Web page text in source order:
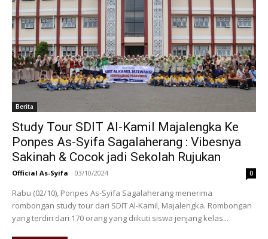
Berita
Study Tour SDIT Al-Kamil Majalengka Ke
Ponpes As-Syifa Sagalaherang : Vibesnya
Sakinah & Cocok jadi Sekolah Rujukan
Official As-Syifa - 03/10/2024 0
Rabu (02/10), Ponpes As-Syifa Sagalaherang menerima
rombongan study tour dari SDIT Al-Kamil, Majalengka. Rombongan
yang terdiri dari 170 orang yang diikuti siswa jenjang kelas...